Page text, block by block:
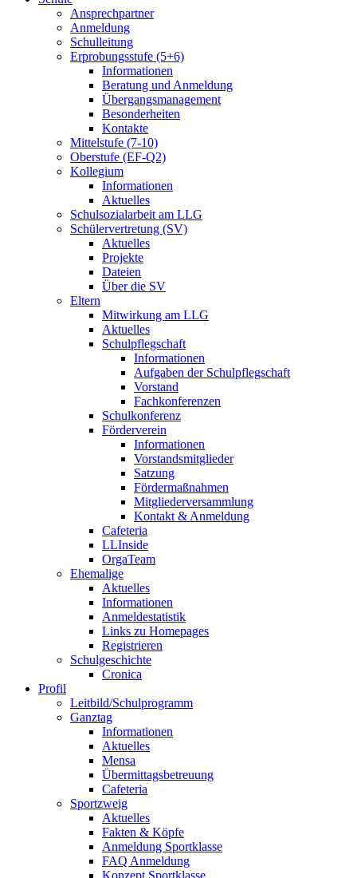
Ansprechpartner
Anmeldung
Schulleitung
Erprobungsstufe (5+6)
Informationen
Beratung und Anmeldung
Übergangsmanagement
Besonderheiten
Kontakte
Mittelstufe (7-10)
Oberstufe (EF-Q2)
Kollegium
Informationen
Aktuelles
Schulsozialarbeit am LLG
Schülervertretung (SV)
Aktuelles
Projekte
Dateien
Über die SV
Eltern
Mitwirkung am LLG
Aktuelles
Schulpflegschaft
Informationen
Aufgaben der Schulpflegschaft
Vorstand
Fachkonferenzen
Schulkonferenz
Förderverein
Informationen
Vorstandsmitglieder
Satzung
Fördermaßnahmen
Mitgliederversammlung
Kontakt & Anmeldung
Cafeteria
LLInside
OrgaTeam
Ehemalige
Aktuelles
Informationen
Anmeldestatistik
Links zu Homepages
Registrieren
Schulgeschichte
Cronica
Profil
Leitbild/Schulprogramm
Ganztag
Informationen
Aktuelles
Mensa
Übermittagsbetreuung
Cafeteria
Sportzweig
Aktuelles
Fakten & Köpfe
Anmeldung Sportklasse
FAQ Anmeldung
Konzept Sportklasse